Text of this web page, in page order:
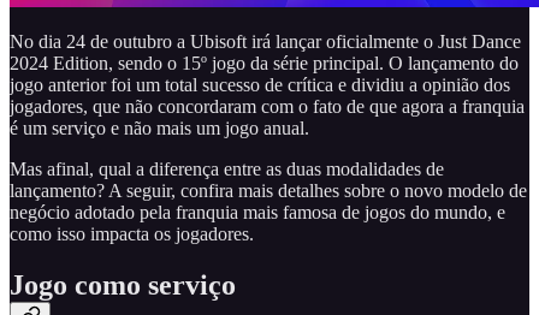
No dia 24 de outubro a Ubisoft irá lançar oficialmente o Just Dance
2024 Edition, sendo o 15º jogo da série principal. O lançamento do
jogo anterior foi um total sucesso de crítica e dividiu a opinião dos
jogadores, que não concordaram com o fato de que agora a franquia
é um serviço e não mais um jogo anual.
Mas afinal, qual a diferença entre as duas modalidades de
lançamento? A seguir, confira mais detalhes sobre o novo modelo de
negócio adotado pela franquia mais famosa de jogos do mundo, e
como isso impacta os jogadores.
Jogo como serviço